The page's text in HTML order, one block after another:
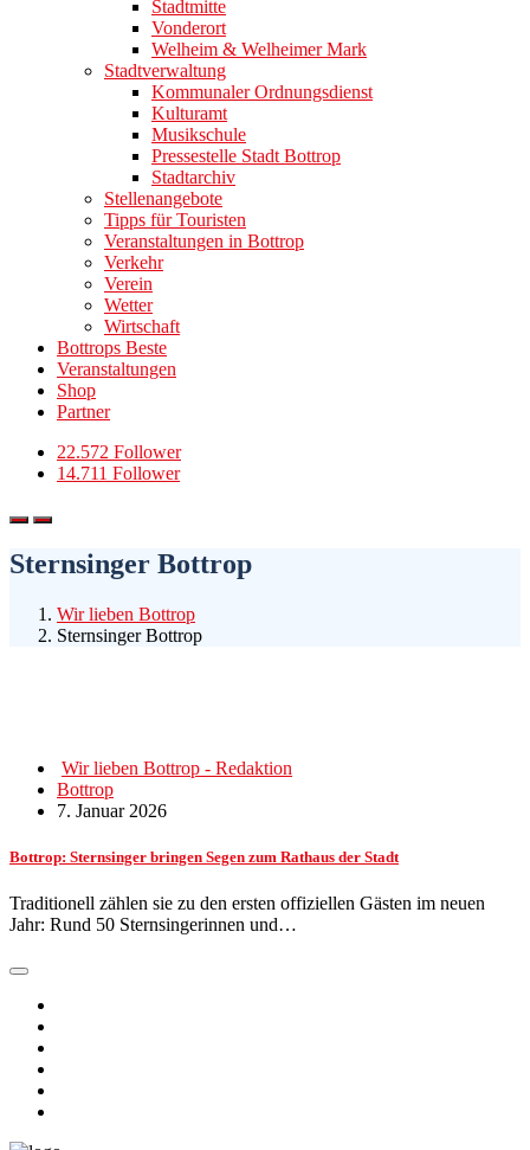
Stadtmitte
Vonderort
Welheim & Welheimer Mark
Stadtverwaltung
Kommunaler Ordnungsdienst
Kulturamt
Musikschule
Pressestelle Stadt Bottrop
Stadtarchiv
Stellenangebote
Tipps für Touristen
Veranstaltungen in Bottrop
Verkehr
Verein
Wetter
Wirtschaft
Bottrops Beste
Veranstaltungen
Shop
Partner
22.572 Follower
14.711 Follower
Sternsinger Bottrop
Wir lieben Bottrop
Sternsinger Bottrop
Wir lieben Bottrop - Redaktion
Bottrop
7. Januar 2026
Bottrop: Sternsinger bringen Segen zum Rathaus der Stadt
Traditionell zählen sie zu den ersten offiziellen Gästen im neuen
Jahr: Rund 50 Sternsingerinnen und…